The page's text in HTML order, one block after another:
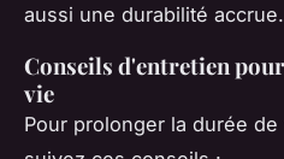
aussi une durabilité accrue.
Conseils d'entretien
vie
Pour prolonger la durée